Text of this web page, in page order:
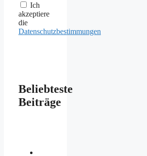
Ich
akzeptiere
die
Datenschutzbestimmungen
Beliebteste
Beiträge